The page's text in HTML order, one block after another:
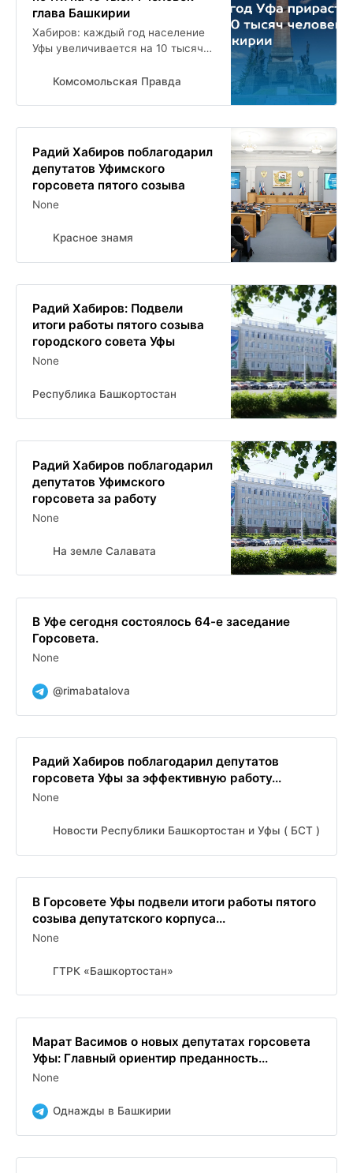
глава Башкирии
Хабиров: каждый год население
Уфы увеличивается на 10 тысяч
Комсомольская Правда
Радий Хабиров поблагодарил
депутатов Уфимского
горсовета пятого созыва
None
Красное знамя
Радий Хабиров: Подвели
итоги работы пятого созыва
городского совета Уфы
None
Республика Башкортостан
Радий Хабиров поблагодарил
депутатов Уфимского
горсовета за работу
None
На земле Салавата
В Уфе сегодня состоялось 64-е заседание
Горсовета.
None
@rimabatalova
Радий Хабиров поблагодарил депутатов
горсовета Уфы за эффективную работу...
None
Новости Республики Башкортостан и Уфы ( БСТ )
В Горсовете Уфы подвели итоги работы пятого
созыва депутатского корпуса...
None
ГТРК «Башкортостан»
Марат Васимов о новых депутатах горсовета
Уфы: Главный ориентир преданность...
None
Однажды в Башкирии